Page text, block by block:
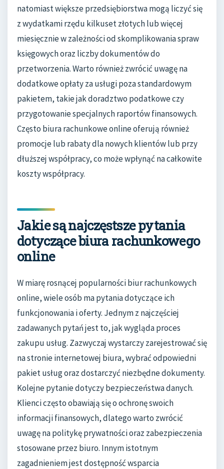
natomiast większe przedsiębiorstwa mogą liczyć się
z wydatkami rzędu kilkuset złotych lub więcej
miesięcznie w zależności od skomplikowania spraw
księgowych oraz liczby dokumentów do
przetworzenia. Warto również zwrócić uwagę na
dodatkowe opłaty za usługi poza standardowym
pakietem, takie jak doradztwo podatkowe czy
przygotowanie specjalnych raportów finansowych.
Często biura rachunkowe online oferują również
promocje lub rabaty dla nowych klientów lub przy
dłuższej współpracy, co może wpłynąć na całkowite
koszty współpracy.
Jakie są najczęstsze pytania
dotyczące biura rachunkowego
online
W miarę rosnącej popularności biur rachunkowych
online, wiele osób ma pytania dotyczące ich
funkcjonowania i oferty. Jednym z najczęściej
zadawanych pytań jest to, jak wygląda proces
zakupu usług. Zazwyczaj wystarczy zarejestrować się
na stronie internetowej biura, wybrać odpowiedni
pakiet usług oraz dostarczyć niezbędne dokumenty.
Kolejne pytanie dotyczy bezpieczeństwa danych.
Klienci często obawiają się o ochronę swoich
informacji finansowych, dlatego warto zwrócić
uwagę na politykę prywatności oraz zabezpieczenia
stosowane przez biuro. Innym istotnym
zagadnieniem jest dostępność wsparcia